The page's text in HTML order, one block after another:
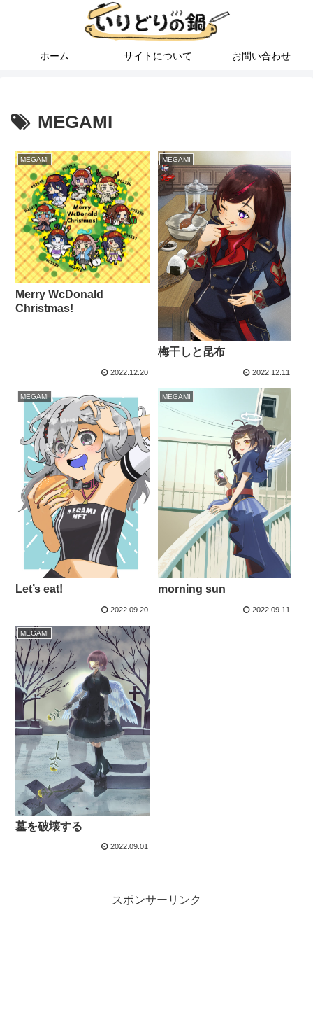
ホーム サイトについて お問い合わせ
MEGAMI
MEGAMI
Merry WcDonald
Christmas!
2022.12.20
MEGAMI
梅干しと昆布
2022.12.11
MEGAMI
Let’s eat!
2022.09.20
MEGAMI
morning sun
2022.09.11
MEGAMI
墓を破壊する
2022.09.01
スポンサーリンク